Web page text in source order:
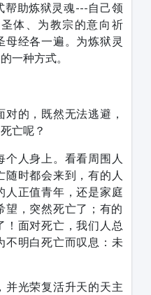
帮助炼狱灵魂---自己领
体、为教宗的意向祈
母经各一遍。为炼狱灵
一种方式。
的，既然无法逃避，
亡呢？
个人身上。看看周围人
随时都会来到，有的人
人正值青年，还是家庭
望，突然死亡了；有的
！面对死亡，我们人总
不明白死亡而叹息：未
并光荣复活升天的天主